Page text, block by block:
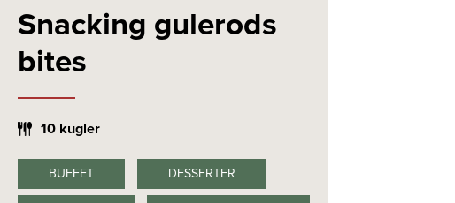
Snacking gulerods
bites
10 kugler
BUFFET
DESSERTER